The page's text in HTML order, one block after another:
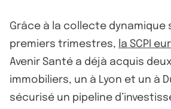
Grâce à la collecte dynamique
premiers trimestres, la SCPI
Avenir Santé a déjà acquis
immobiliers, un à Lyon et un à
sécurisé un pipeline